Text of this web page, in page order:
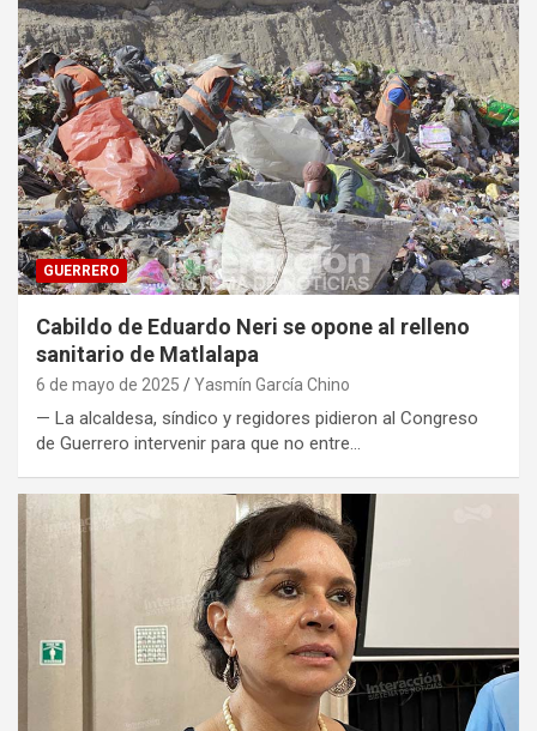
GUERRERO
Cabildo de Eduardo Neri se opone al relleno
sanitario de Matlalapa
6 de mayo de 2025 Yasmín García Chino
— La alcaldesa, síndico y regidores pidieron al Congreso
de Guerrero intervenir para que no entre…